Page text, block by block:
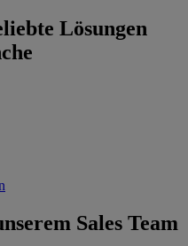
Lösungen
Sales Team